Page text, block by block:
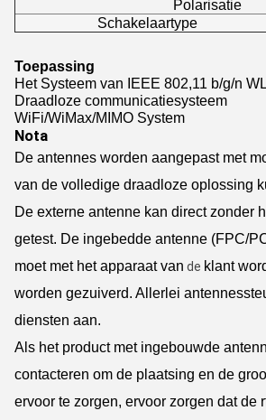
Polarisatie
Schakelaartype
Toepassing
Het Systeem van IEEE 802,11 b/g/n
Draadloze communicatiesysteem
WiFi/WiMax/MIMO System
Nota
De antennes worden aangepast met
van de volledige draadloze oplossing
De externe antenne kan direct zonder
getest. De ingebedde antenne (FPC/
moet met het apparaat van de klant
worden gezuiverd. Allerlei
diensten aan.
Als het product met ingebouwde
contacteren om de plaatsing en de
ervoor te zorgen, ervoor zorgen dat de